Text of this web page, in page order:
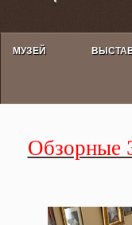
МУЗЕЙ
Обзорные